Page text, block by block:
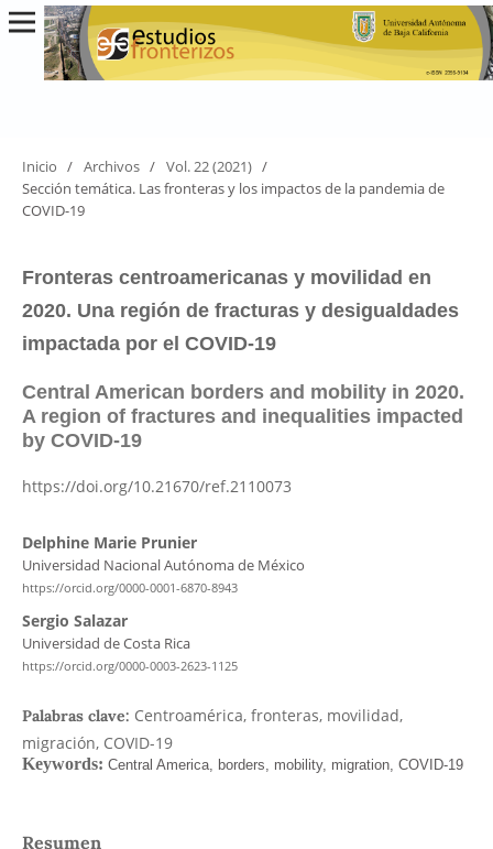
Inicio / Archivos / Vol. 22 (2021) /
Sección temática. Las fronteras y los impactos de la pandemia de
COVID-19
Fronteras centroamericanas y movilidad en
2020. Una región de fracturas y desigualdades
impactada por el COVID-19
Central American borders and mobility in 2020.
A region of fractures and inequalities impacted
by COVID-19
https://doi.org/10.21670/ref.2110073
Delphine Marie Prunier
Universidad Nacional Autónoma de México
https://orcid.org/0000-0001-6870-8943
Sergio Salazar
Universidad de Costa Rica
https://orcid.org/0000-0003-2623-1125
Palabras clave: Centroamérica, fronteras, movilidad,
migración, COVID-19
Resumen